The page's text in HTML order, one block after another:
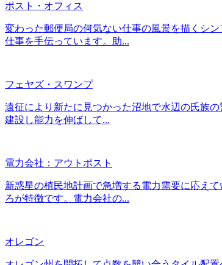
ポスト・オフィス
変わった郵便局の何気ない仕事の風景を描くシ
仕事を手伝っています。助...
フェヤズ・スワンプ
遠征により新たに見つかった沼地で水辺の氏族
建設し能力を伸ばして...
電力会社：アウトポスト
新惑星の植民地計画で急増する電力需要に応え
ろが特徴です。電力会社の...
オレゴン